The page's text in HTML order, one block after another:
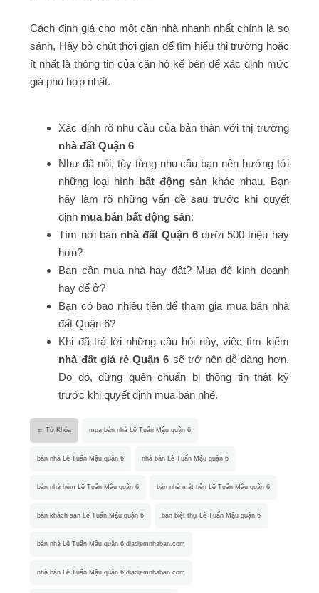
Cách định giá cho một căn nhà nhanh nhất chính là so
sánh, Hãy bỏ chút thời gian để tìm hiểu thị trường hoặc
ít nhất là thông tin của căn hộ kế bên để xác định mức
giá phù hợp nhất.
Xác định rõ nhu cầu của bản thân với thị trường
nhà đất Quận 6
Như đã nói, tùy từng nhu cầu bạn nên hướng tới
những loại hình bất động sản khác nhau. Bạn
hãy làm rõ những vấn đề sau trước khi quyết
định mua bán bất động sản:
Tìm nơi bán nhà đất Quận 6 dưới 500 triệu hay
hơn?
Bạn cần mua nhà hay đất? Mua để kinh doanh
hay để ở?
Bạn có bao nhiêu tiền để tham gia mua bán nhà
đất Quận 6?
Khi đã trả lời những câu hỏi này, việc tìm kiếm
nhà đất giá rẻ Quận 6 sẽ trở nên dễ dàng hơn.
Do đó, đừng quên chuẩn bị thông tin thật kỹ
trước khi quyết định mua bán nhé.
Từ Khóa mua bán nhà Lê Tuấn Mậu quận 6
bán nhà Lê Tuấn Mậu quận 6 nhà bán Lê Tuấn Mậu quận 6
bán nhà hẻm Lê Tuấn Mậu quận 6 bán nhà mặt tiền Lê Tuấn Mậu quận 6
bán khách sạn Lê Tuấn Mậu quận 6 bán biệt thự Lê Tuấn Mậu quận 6
bán nhà Lê Tuấn Mậu quận 6 diadiemnhaban.com
nhà bán Lê Tuấn Mậu quận 6 diadiemnhaban.com